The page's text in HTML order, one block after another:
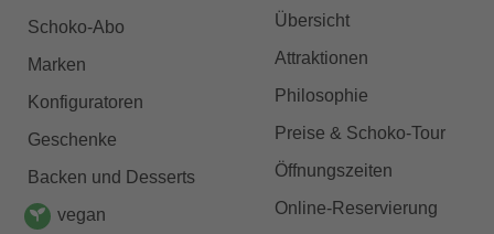
Schoko-Abo
Marken
Konfiguratoren
Geschenke
Backen und Desserts
vegan
Übersicht
Attraktionen
Philosophie
Preise & Schoko-Tour
Öffnungszeiten
Online-Reservierung